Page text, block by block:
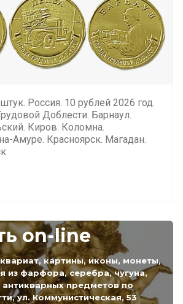
Россия. 10 рублей 2026 год.
Доблести. Барнаул.
Киров. Коломна.
Амуре. Красноярск. Магадан.
on-line
картины, иконы, монеты,
из фарфора, серебра, чугуна,
предметов по
ул. Коммунистическая, 53